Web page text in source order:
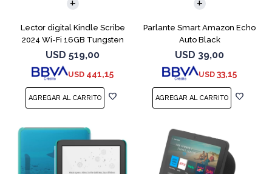
Lector digital Kindle Scribe
2024 Wi-Fi 16GB Tungsten
USD 519,00
USD 441,15
Parlante Smart Amazon Echo
Auto Black
USD 39,00
USD 33,15